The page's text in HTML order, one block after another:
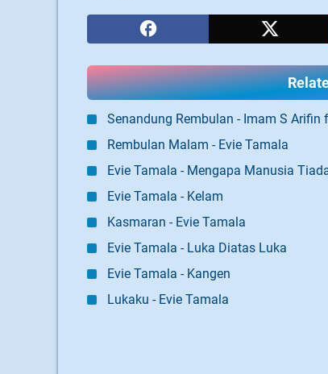
Senandung Rembulan - Imam S Arifin
Rembulan Malam - Evie Tamala
Evie Tamala - Mengapa Manusia
Evie Tamala - Kelam
Kasmaran - Evie Tamala
Evie Tamala - Luka Diatas Luka
Evie Tamala - Kangen
Lukaku - Evie Tamala